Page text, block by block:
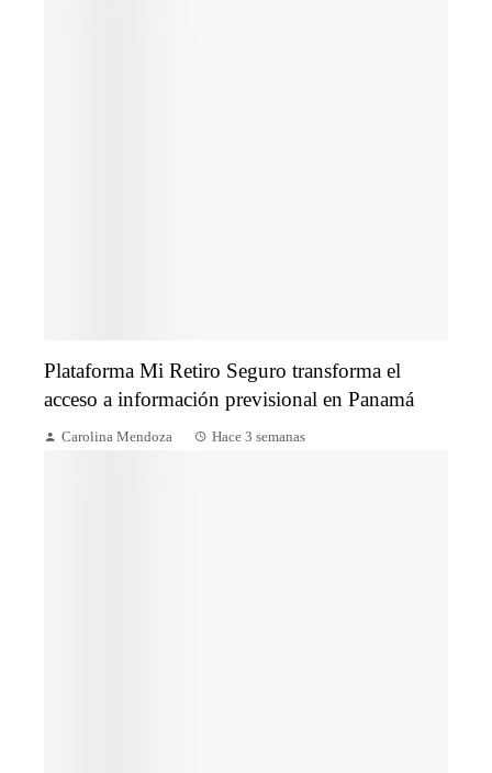
Plataforma Mi Retiro Seguro transforma el
acceso a información previsional en Panamá
Carolina Mendoza Hace 3 semanas